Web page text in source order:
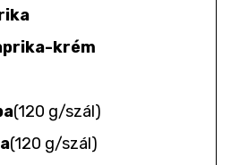
krém
(120 g/szál)
(120 g/szál)